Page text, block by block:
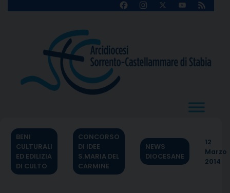
FacebookInstagram
X
YouTube
Feed
BENI
CULTURALI
ED EDILIZIA
DI CULTO
CONCORSO
DI IDEE
S.MARIA DEL
CARMINE
NEWS
DIOCESANE
12
Marzo
2014